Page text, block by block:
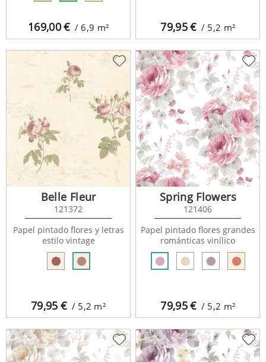
169,00€ / 6,9 m² 79,95€ / 5,2 m²
79,95 € / 5,2 m²
Belle Fleur
121372
Papel pintado flores y letras
estilo vintage
79,95€ / 5,2 m²
Spring Flowers
121406
Papel pintado flores grandes
románticas vinílico